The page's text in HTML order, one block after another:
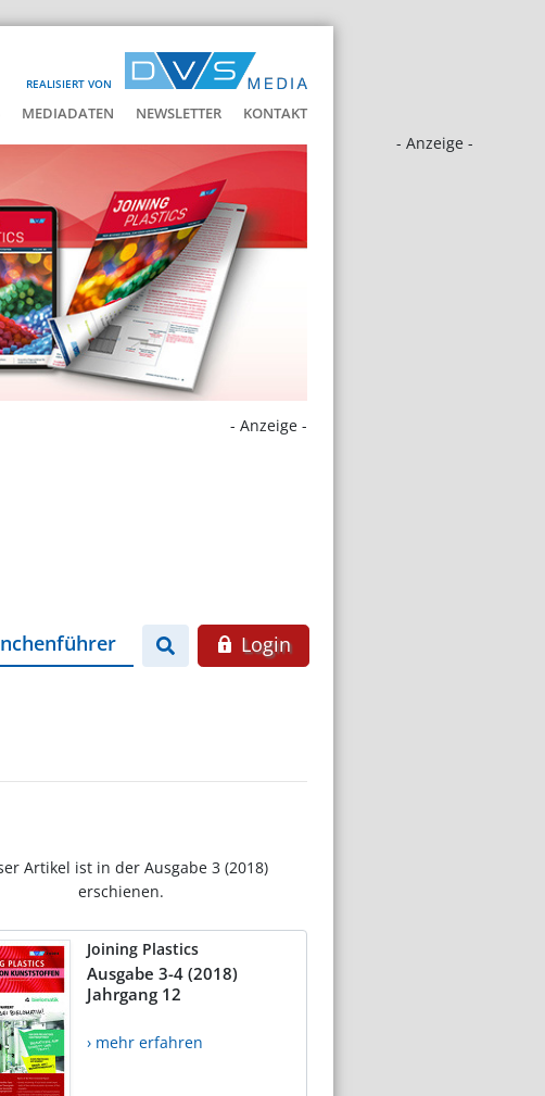
REALISIERT VON
MEDIADATEN NEWSLETTER KONTAKT
- Anzeige -
- Anzeige -
Login
Artikel ist in der Ausgabe 3 (2018)
erschienen.
Joining Plastics
Ausgabe 3-4 (2018)
Jahrgang 12
› mehr erfahren